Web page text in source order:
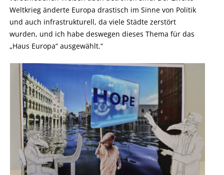
Weltkrieg änderte Europa drastisch im Sinne von Politik
und auch infrastrukturell, da viele Städte zerstört
wurden, und ich habe deswegen dieses Thema für das
„Haus Europa“ ausgewählt.“